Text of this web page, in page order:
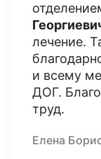
лечение.
и всему
ДОГ.
труд.
Елена